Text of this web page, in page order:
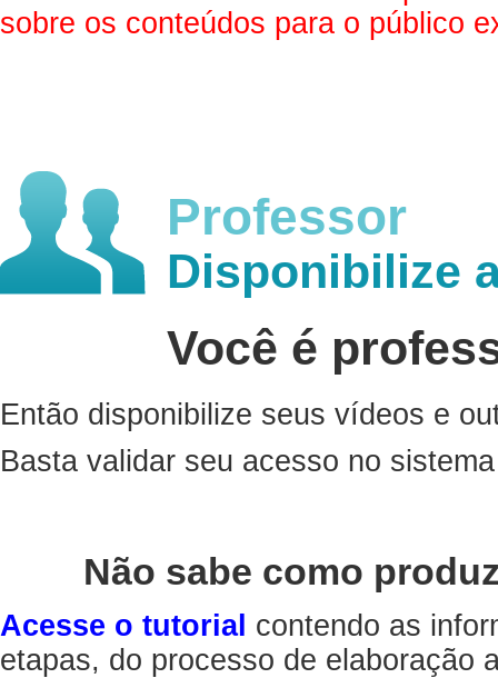
sobre os conteúdos para o público
Professor
Disponibilize
Você é
Então disponibilize seus vídeos e
Basta validar seu acesso no
Não sabe como
Acesse o tutorial contendo as
etapas, do processo de elaboração